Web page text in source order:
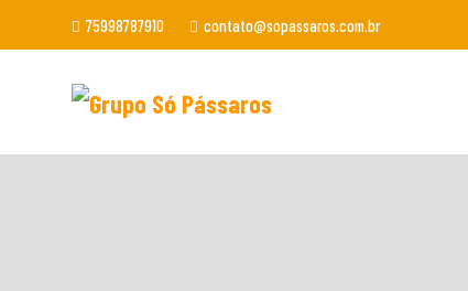
75998787910 contato@sopassaros.com.br